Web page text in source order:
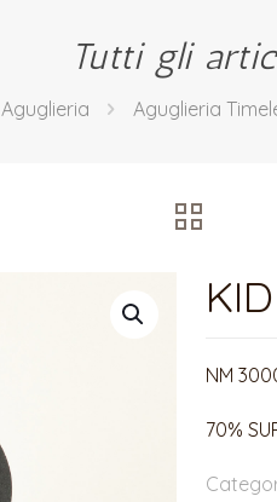
Tutti gli
Aguglieria Aguglieria
NM
70%